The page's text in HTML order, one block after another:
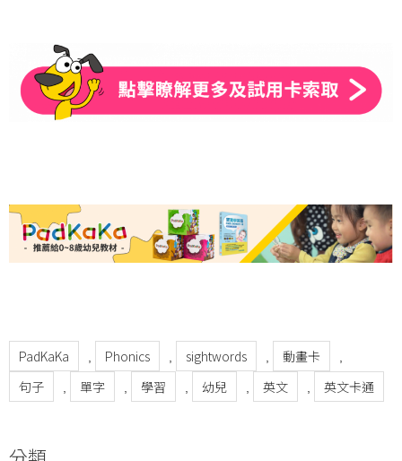
PadKaKa , Phonics , sightwords , 動畫卡 ,
句子 , 單字 , 學習 , 幼兒 , 英文 , 英文卡通